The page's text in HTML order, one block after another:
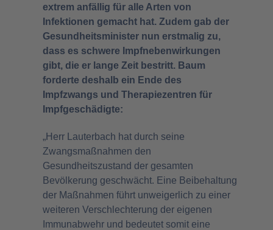
extrem anfällig für alle Arten von
Infektionen gemacht hat. Zudem gab der
Gesundheitsminister nun erstmalig zu,
dass es schwere Impfnebenwirkungen
gibt, die er lange Zeit bestritt. Baum
forderte deshalb ein Ende des
Impfzwangs und Therapiezentren für
Impfgeschädigte:
„Herr Lauterbach hat durch seine
Zwangsmaßnahmen den
Gesundheitszustand der gesamten
Bevölkerung geschwächt. Eine Beibehaltung
der Maßnahmen führt unweigerlich zu einer
weiteren Verschlechterung der eigenen
Immunabwehr und bedeutet somit eine